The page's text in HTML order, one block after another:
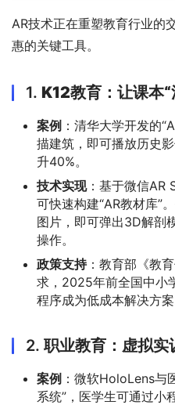
AR技术正在重塑教育行业的
惠的关键工具。
1. K12教育：让课本“
案例 ：清华大学开发的
描建筑，即可播放历史
升40%。
技术实现：基于微信AR
可快速构建“AR教材库”
图片，即可弹出3D解剖
操作。
政策支持：教育部《教
求，2025年前全国中小
程序成为低成本解决方案
2. 职业教育：虚拟实
案例 ：微软HoloLens与
系统”，医学生可通过小